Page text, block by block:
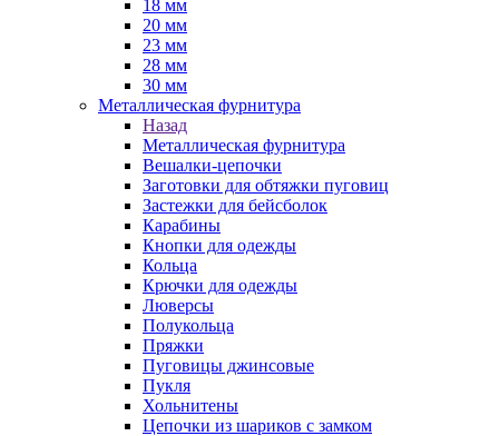
18 мм
20 мм
23 мм
28 мм
30 мм
Металлическая фурнитура
Назад
Металлическая фурнитура
Вешалки-цепочки
Заготовки для обтяжки пуговиц
Застежки для бейсболок
Карабины
Кнопки для одежды
Кольца
Крючки для одежды
Люверсы
Полукольца
Пряжки
Пуговицы джинсовые
Пукля
Хольнитены
Цепочки из шариков с замком